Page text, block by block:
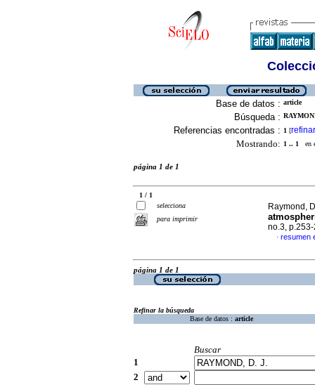
Base de datos : article
Búsqueda :
Referencias encontradas : 1 [refinar
Mostrando: 1 .. 1 en
página 1 de 1
1 / 1
selecciona
para imprimir
Raymond,
no.3,
· resumen
página 1 de 1
Refinar la búsqueda
Base de datos : article
Buscar
1
2